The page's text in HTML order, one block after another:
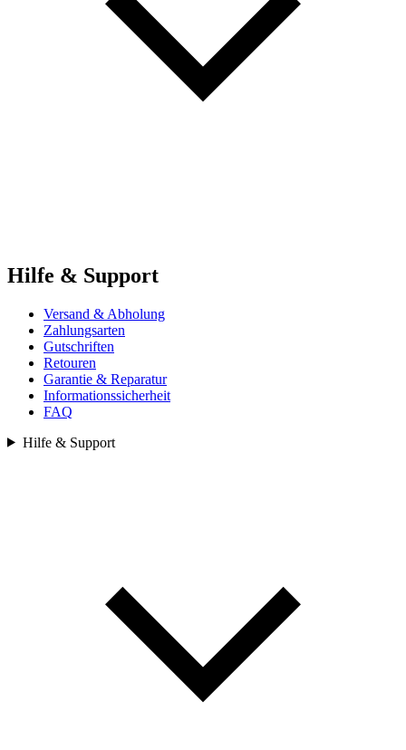
Hilfe & Support
Versand & Abholung
Zahlungsarten
Gutschriften
Retouren
Garantie & Reparatur
Informationssicherheit
FAQ
Hilfe & Support